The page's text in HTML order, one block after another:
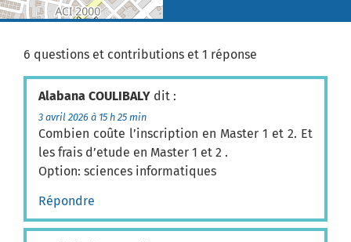
6 questions et contributions et 1 réponse
Alabana COULIBALY dit :
3 avril 2026 à 15 h 25 min
Combien coûte l’inscription en Master 1 et 2. Et
les frais d’etude en Master 1 et 2 .
Option: sciences informatiques
Répondre